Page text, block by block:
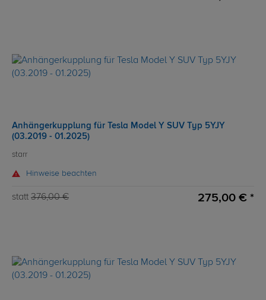
Anhängerkupplung für Tesla Model Y SUV Typ 5YJY
(03.2019 - 01.2025)
starr
Hinweise beachten
statt 376,00 € 275,00 € *